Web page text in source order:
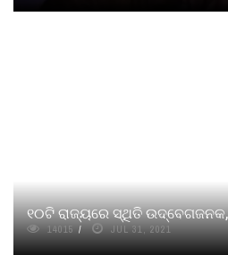
୧୦ଟି ରାଜ୍ୟରେ ସ୍ଥିତି ଉଦ୍‌ବେଗଜନକ,
14015 JUL 31, 2021